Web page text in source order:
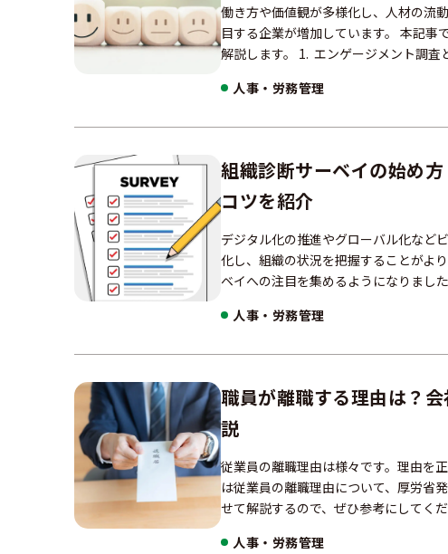
働き方や価値観が多様化し、人材の流
目する企業が増加しています。 本記事
解説します。 1. エンゲージメント調
人事・労務管理
組織診断サーベイの始め
コツを紹介
デジタル化の推進やグローバル化など
化し、組織の状況を把握することがよ
ベイへの注目を集めるようになりまし
人事・労務管理
職員が離職する理由は？
説
従業員の離職理由は様々です。理由を
は従業員の離職理由について、厚労省
せて解説するので、ぜひ参考にしてく
人事・労務管理